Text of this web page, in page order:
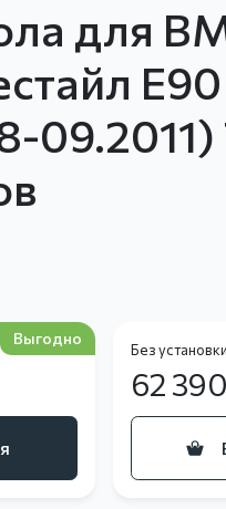
для
E90
09.2011)
Выгодно
Без установки
62 390